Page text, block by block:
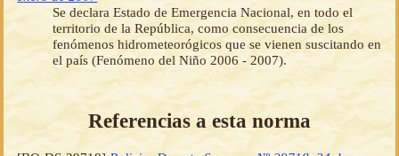
Se declara Estado de Emergencia Nacional, en todo el
territorio de la República, como consecuencia de los
fenómenos hidrometeorógicos que se vienen suscitando en
el país (Fenómeno del Niño 2006 - 2007).
Referencias a esta norma